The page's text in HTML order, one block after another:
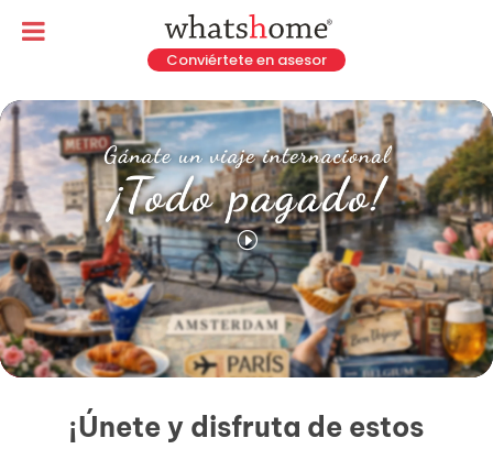
Conviértete en asesor
¡Únete y disfruta de estos